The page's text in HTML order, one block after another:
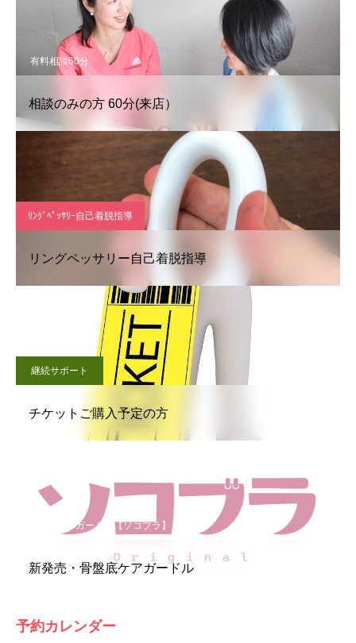
有料相談60分
相談のみの方 60分(来店）
ﾘﾝｸﾞﾍﾟｯｻﾘｰ自己着脱指導
リングペッサリー自己着脱指導
継続サポート
チケットご購入予定の方
骨盤底ケアガードル【ソコブラ】
新発売・骨盤底ケアガードル
予約カレンダー